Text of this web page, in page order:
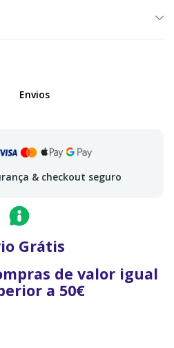
Envios
& checkout seguro
Grátis
de valor igual
a 50€